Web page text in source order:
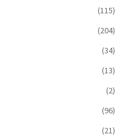
(115)
(204)
(34)
(13)
(2)
(96)
(21)